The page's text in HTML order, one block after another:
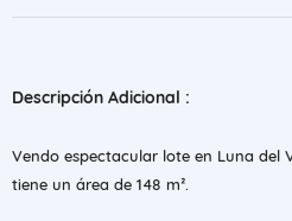
Descripción Adicional :
Vendo espectacular lote en Luna del
tiene un área de 148 m².